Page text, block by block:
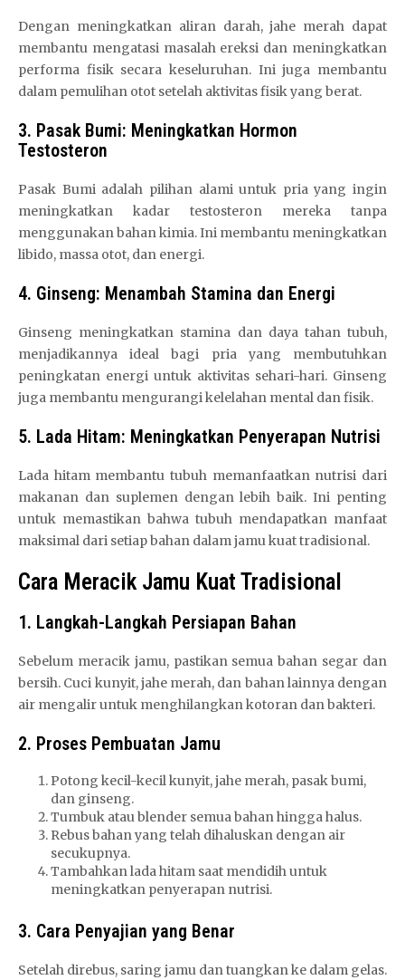
Dengan meningkatkan aliran darah, jahe merah dapat
membantu mengatasi masalah ereksi dan meningkatkan
performa fisik secara keseluruhan. Ini juga membantu
dalam pemulihan otot setelah aktivitas fisik yang berat.
3. Pasak Bumi: Meningkatkan Hormon
Testosteron
Pasak Bumi adalah pilihan alami untuk pria yang ingin
meningkatkan kadar testosteron mereka tanpa
menggunakan bahan kimia. Ini membantu meningkatkan
libido, massa otot, dan energi.
4. Ginseng: Menambah Stamina dan Energi
Ginseng meningkatkan stamina dan daya tahan tubuh,
menjadikannya ideal bagi pria yang membutuhkan
peningkatan energi untuk aktivitas sehari-hari. Ginseng
juga membantu mengurangi kelelahan mental dan fisik.
5. Lada Hitam: Meningkatkan Penyerapan Nutrisi
Lada hitam membantu tubuh memanfaatkan nutrisi dari
makanan dan suplemen dengan lebih baik. Ini penting
untuk memastikan bahwa tubuh mendapatkan manfaat
maksimal dari setiap bahan dalam jamu kuat tradisional.
Cara Meracik Jamu Kuat Tradisional
1. Langkah-Langkah Persiapan Bahan
Sebelum meracik jamu, pastikan semua bahan segar dan
bersih. Cuci kunyit, jahe merah, dan bahan lainnya dengan
air mengalir untuk menghilangkan kotoran dan bakteri.
2. Proses Pembuatan Jamu
Potong kecil-kecil kunyit, jahe merah, pasak bumi,
dan ginseng.
Tumbuk atau blender semua bahan hingga halus.
Rebus bahan yang telah dihaluskan dengan air
secukupnya.
Tambahkan lada hitam saat mendidih untuk
meningkatkan penyerapan nutrisi.
3. Cara Penyajian yang Benar
Setelah direbus, saring jamu dan tuangkan ke dalam gelas.